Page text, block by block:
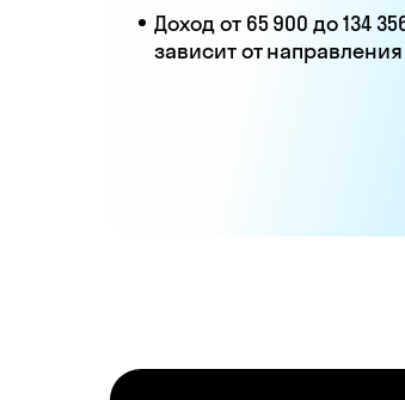
Доход от 65 900 до 134
зависит от